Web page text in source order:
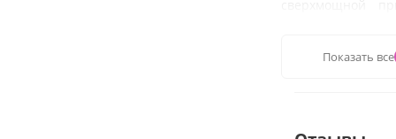
если её немного
удивитесь её
Показать все